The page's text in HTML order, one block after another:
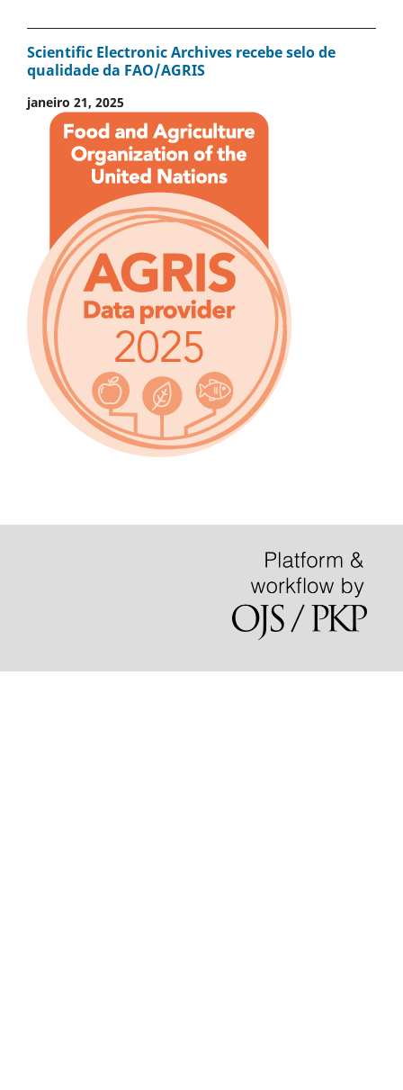
Scientific Electronic Archives recebe selo de
qualidade da FAO/AGRIS
janeiro 21, 2025